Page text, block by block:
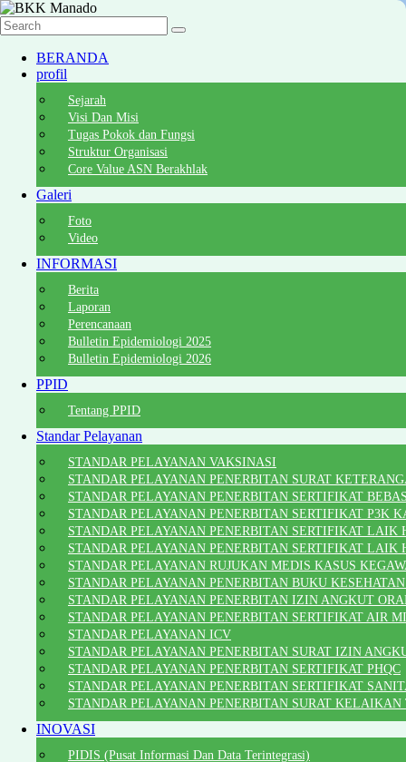
Skip
to
content
BKK
Official
Website
Manado
BERANDA
profil
Sejarah
Visi Dan Misi
Tugas Pokok dan Fungsi
Struktur Organisasi
Core Value ASN Berakhlak
Galeri
Foto
Video
INFORMASI
Berita
Laporan
Perencanaan
Bulletin Epidemiologi 2025
Bulletin Epidemiologi 2026
PPID
Tentang PPID
Standar Pelayanan
STANDAR PELAYANAN VAKSINASI
STANDAR PELAYANAN PENERBITAN SURAT
STANDAR PELAYANAN PENERBITAN SERTIFIKAT
STANDAR PELAYANAN PENERBITAN SERTIFIKAT P3K
STANDAR PELAYANAN PENERBITAN SERTIFIKAT LAIK
STANDAR PELAYANAN PENERBITAN SERTIFIKAT
STANDAR PELAYANAN RUJUKAN MEDIS KASUS
STANDAR PELAYANAN PENERBITAN BUKU
STANDAR PELAYANAN PENERBITAN IZIN ANGKUT
STANDAR PELAYANAN PENERBITAN SERTIFIKAT AIR
STANDAR PELAYANAN ICV
STANDAR PELAYANAN PENERBITAN SURAT IZIN
STANDAR PELAYANAN PENERBITAN SERTIFIKAT PHQC
STANDAR PELAYANAN PENERBITAN SERTIFIKAT
STANDAR PELAYANAN PENERBITAN SURAT KELAIKAN
INOVASI
PIDIS (Pusat Informasi Dan Data Terintegrasi)